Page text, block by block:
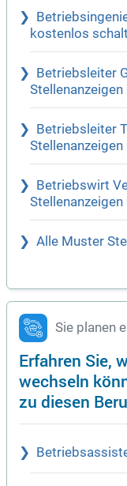
kostenlos
Betriebsleiter
Betriebsleiter
Betriebswirt
Alle Muster
Sie planen
Erfahren Sie,
wechseln
zu diesen